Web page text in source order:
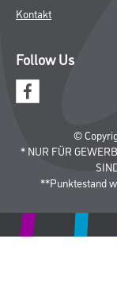
Kontakt
Follow Us
©
* NUR FÜR
**Punktestand